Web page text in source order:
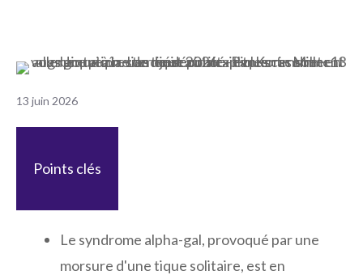
13 juin 2026
Points clés
Le syndrome alpha-gal, provoqué par une
morsure d'une tique solitaire, est en